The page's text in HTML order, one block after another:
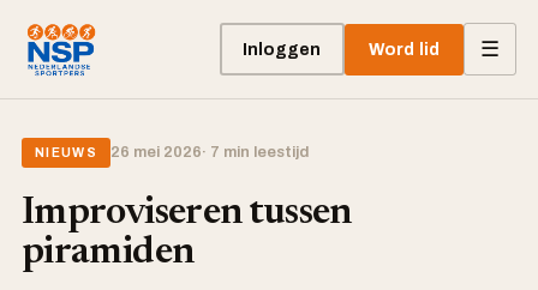
Inloggen Word lid ☰
NIEUWS 26 mei 2026· 7 min leestijd
Improviseren tussen
piramiden